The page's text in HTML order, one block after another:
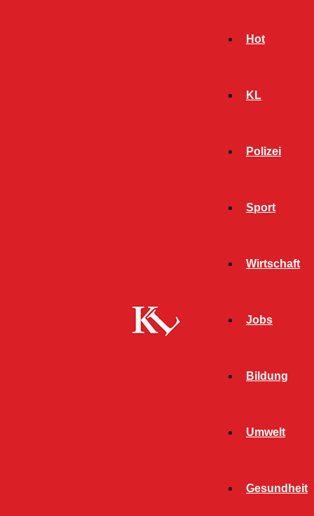
Hot
KL
Polizei
Sport
Wirtschaft
Jobs
Bildung
Umwelt
Gesundheit